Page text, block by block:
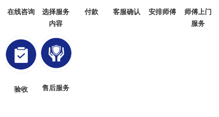
在线咨询
选择服务
内容
客服确认 安排师傅
付款
师傅上门
服务
验收 售后服务